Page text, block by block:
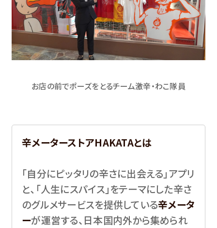
お店の前でポーズをとるチーム激辛・わこ隊員
辛メーターストアHAKATAとは
「自分にピッタリの辛さに出会える」アプリ
と､「人生にスパイス」をテーマにした辛さ
のグルメサービスを提供している辛メータ
ーが運営する、日本国内外から集められ